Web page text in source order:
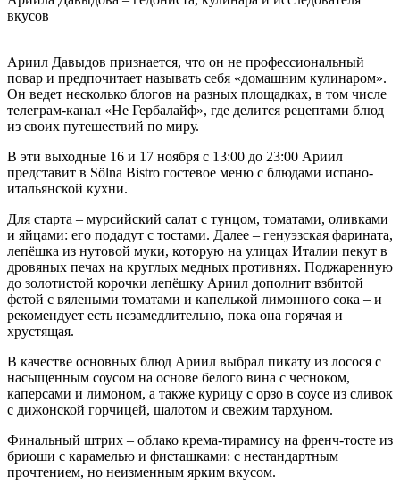
вкусов
Ариил Давыдов признается, что он не профессиональный
повар и предпочитает называть себя «домашним кулинаром».
Он ведет несколько блогов на разных площадках, в том числе
телеграм-канал «Не Гербалайф», где делится рецептами блюд
из своих путешествий по миру.
В эти выходные 16 и 17 ноября с 13:00 до 23:00 Ариил
представит в Sölna Bistro гостевое меню с блюдами испано-
итальянской кухни.
Для старта – мурсийский салат с тунцом, томатами, оливками
и яйцами: его подадут с тостами. Далее – генуэзская фарината,
лепёшка из нутовой муки, которую на улицах Италии пекут в
дровяных печах на круглых медных противнях. Поджаренную
до золотистой корочки лепёшку Ариил дополнит взбитой
фетой с вялеными томатами и капелькой лимонного сока – и
рекомендует есть незамедлительно, пока она горячая и
хрустящая.
В качестве основных блюд Ариил выбрал пикату из лосося с
насыщенным соусом на основе белого вина с чесноком,
каперсами и лимоном, а также курицу с орзо в соусе из сливок
с дижонской горчицей, шалотом и свежим тархуном.
Финальный штрих – облако крема-тирамису на френч-тосте из
бриоши с карамелью и фисташками: с нестандартным
прочтением, но неизменным ярким вкусом.